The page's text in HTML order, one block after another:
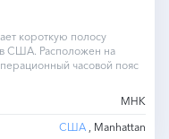
короткую полосу
США. Расположен на
часовой пояс
MHK
США , Manhattan